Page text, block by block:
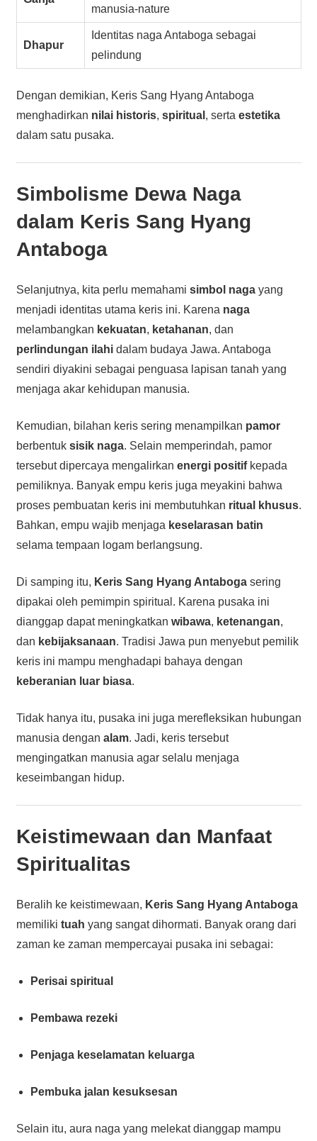
manusia-nature
Dhapur
Identitas naga Antaboga sebagai
pelindung
Dengan demikian, Keris Sang Hyang Antaboga
menghadirkan nilai historis, spiritual , serta estetika
dalam satu pusaka.
Simbolisme Dewa Naga
dalam Keris Sang Hyang
Antaboga
Selanjutnya, kita perlu memahami simbol nagayang
menjadi identitas utama keris ini. Karena naga
melambangkan kekuatan, ketahanan, dan
perlindungan ilahidalam budaya Jawa. Antaboga
sendiri diyakini sebagai penguasa lapisan tanah yang
menjaga akar kehidupan manusia.
Kemudian, bilahan keris sering menampilkan pamor
berbentuk sisik naga. Selain memperindah, pamor
tersebut dipercaya mengalirkan energi positifkepada
pemiliknya. Banyak empu keris juga meyakini bahwa
proses pembuatan keris ini membutuhkan ritual khusus.
Bahkan, empu wajib menjaga keselarasan batin
selama tempaan logam berlangsung.
Di samping itu, Keris Sang Hyang Antabogasering
dipakai oleh pemimpin spiritual. Karena pusaka ini
dianggap dapat meningkatkan wibawa, ketenangan,
dan kebijaksanaan. Tradisi Jawa pun menyebut pemilik
keris ini mampu menghadapi bahaya dengan
keberanian luar biasa.
Tidak hanya itu, pusaka ini juga merefleksikan hubungan
manusia dengan alam. Jadi, keris tersebut
mengingatkan manusia agar selalu menjaga
keseimbangan hidup.
Keistimewaan dan Manfaat
Spiritualitas
Beralih ke keistimewaan, Keris Sang Hyang Antaboga
memiliki tuah yang sangat dihormati. Banyak orang dari
zaman ke zaman mempercayai pusaka ini sebagai:
Perisai spiritual
Pembawa rezeki
Penjaga keselamatan keluarga
Pembuka jalan kesuksesan
Selain itu, aura naga yang melekat dianggap mampu